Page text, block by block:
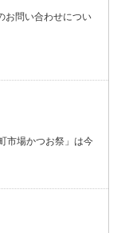
お問い合わせについ
市場かつお祭」は今